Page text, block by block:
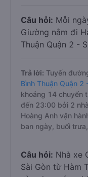
Câu hỏi: Mỗi
Giường nằm đi
Thuận Quận 2 -
Trả lời: Tuyến
Bình Thuận Quận 2
khoảng 14 chuyến
đến 23:00 bởi 2
Hoàng Anh vận
ban ngày, buổi
Câu hỏi: Nhà xe
Sài Gòn từ Hàm